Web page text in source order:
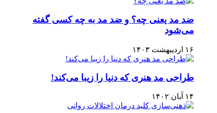
ضد مد یعنی چه؟ و ضد مد به چه کسی گفته
می‌شود
۱۶ اردیبهشت ۱۴۰۳
طراحی مد هنری که دنیا را زیبا می‌کند!
۱۴ آبان ۱۴۰۲